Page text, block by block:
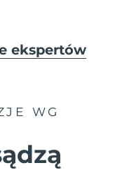
ekspertów
WG